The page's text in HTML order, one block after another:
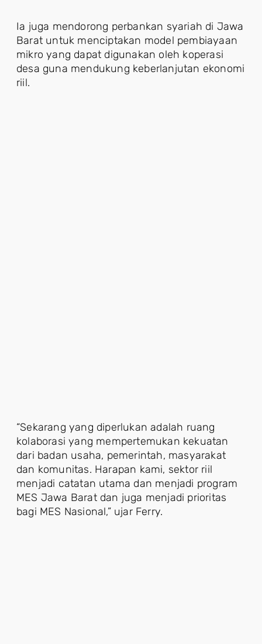
Ia juga mendorong perbankan syariah di Jawa
Barat untuk menciptakan model pembiayaan
mikro yang dapat digunakan oleh koperasi
desa guna mendukung keberlanjutan ekonomi
riil.
“Sekarang yang diperlukan adalah ruang
kolaborasi yang mempertemukan kekuatan
dari badan usaha, pemerintah, masyarakat
dan komunitas. Harapan kami, sektor riil
menjadi catatan utama dan menjadi program
MES Jawa Barat dan juga menjadi prioritas
bagi MES Nasional,” ujar Ferry.